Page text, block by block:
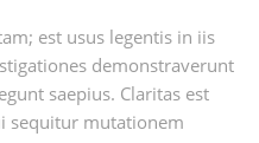
est usus legentis in iis
demonstraverunt
saepius. Claritas est
sequitur mutationem